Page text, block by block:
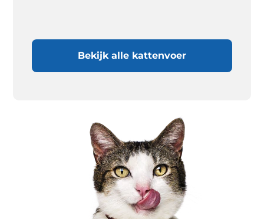
Bekijk alle kattenvoer